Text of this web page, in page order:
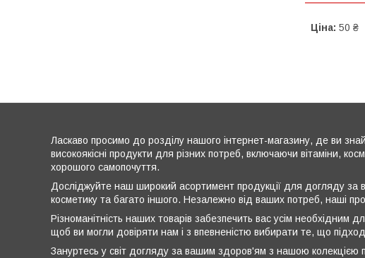
Ціна: 50 ₴
Ласкаво просимо до розділу нашого інтернет-магазину, де ви
високоякісні продукти для різних потреб, включаючи вітаміни,
хорошого самопочуття.
Досліджуйте наш широкий асортимент продукції для догляду за
косметику та багато іншого. Незалежно від ваших потреб, наші
Різноманітність наших товарів забезпечить вас усім
щоб ви могли довіряти нам і з впевненістю вибирати те, що
Зануртесь у світ догляду за вашим здоров'ям з нашою колекцією